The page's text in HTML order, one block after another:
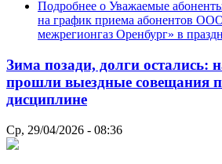
Подробнее о Уважаемые
на график приема абонентов
межрегионгаз Оренбург» в
Зима позади, долги остались:
прошли выездные совещания
дисциплине
Ср, 29/04/2026 - 08:36